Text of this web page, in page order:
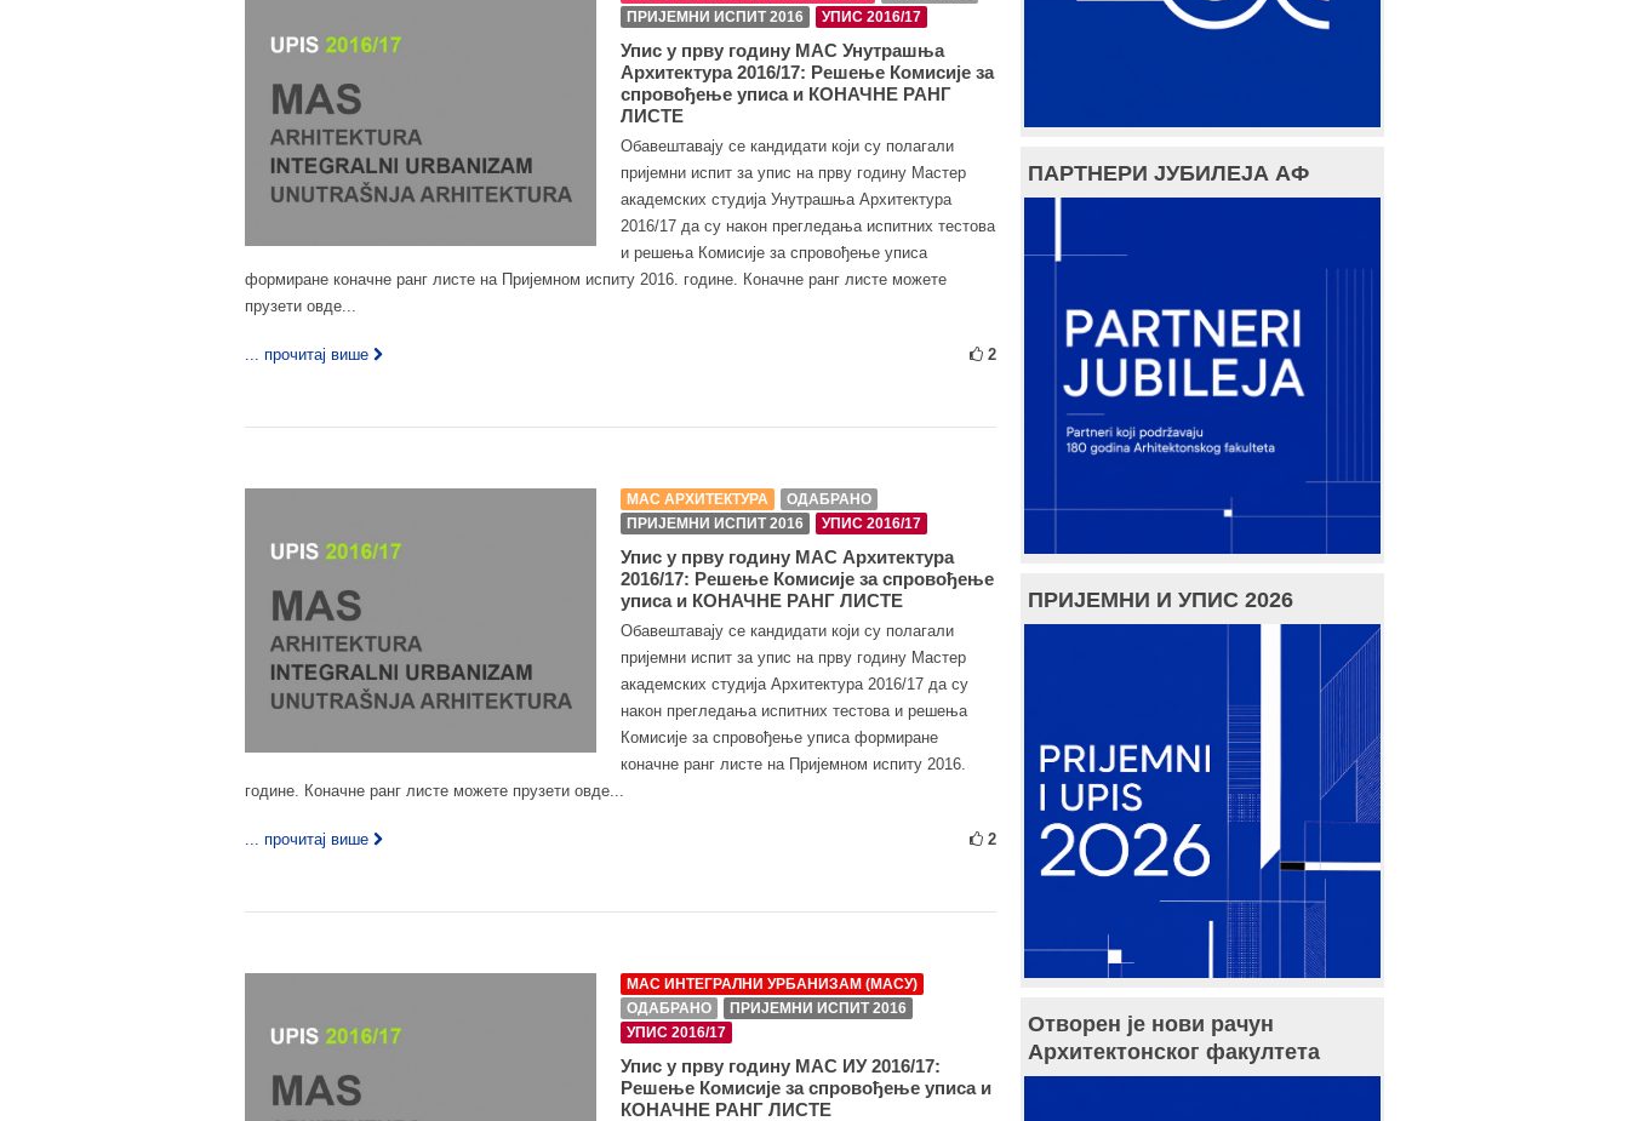
ПРИЈЕМНИ ИСПИТ 2016
УПИС 2016/17
Упис у прву годину МАС Унутрашња
Архитектура 2016/17: Решење Комисије за
спровођење уписа и КОНАЧНЕ РАНГ
ЛИСТЕ
Обавештавају се кандидати који су полагали
пријемни испит за упис на прву годину Мастер
академских студија Унутрашња Архитектура
2016/17 да су након прегледања испитних тестова
и решења Комисије за спровођење уписа
формиране коначне ранг листе на Пријемном испиту 2016. године. Коначне ранг листе можете
прузети овде...
... прочитај више 2
МАС АРХИТЕКТУРА
ОДАБРАНО
ПРИЈЕМНИ ИСПИТ 2016
УПИС 2016/17
Упис у прву годину МАС Архитектура
2016/17: Решење Комисије за спровођење
уписа и КОНАЧНЕ РАНГ ЛИСТЕ
Обавештавају се кандидати који су полагали
пријемни испит за упис на прву годину Мастер
академских студија Архитектура 2016/17 да су
након прегледања испитних тестова и решења
Комисије за спровођење уписа формиране
коначне ранг листе на Пријемном испиту 2016.
године. Коначне ранг листе можете прузети овде...
... прочитај више 2
МАС ИНТЕГРАЛНИ УРБАНИЗАМ (МАСУ)
ОДАБРАНО
ПРИЈЕМНИ ИСПИТ 2016
УПИС 2016/17
Упис у прву годину МАС ИУ 2016/17:
Решење Комисије за спровођење уписа и
КОНАЧНЕ РАНГ ЛИСТЕ
ПАРТНЕРИ ЈУБИЛЕЈА АФ
ПРИЈЕМНИ И УПИС 2026
Отворен је нови рачун
Архитектонског факултета